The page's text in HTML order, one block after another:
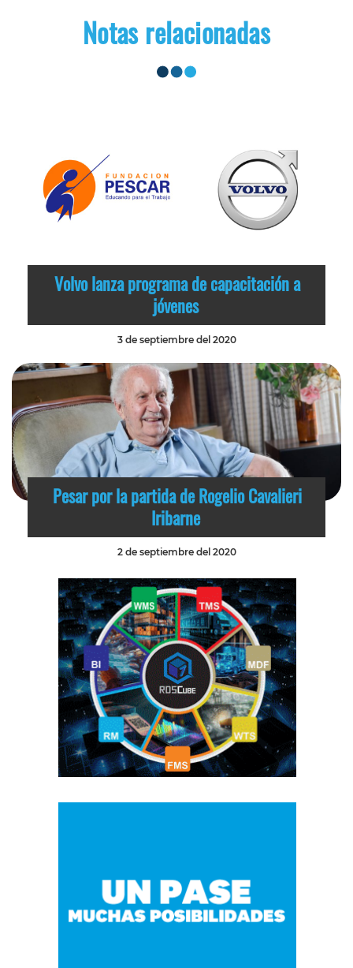
Notas relacionadas
Volvo lanza programa de capacitación a
jóvenes
3 de septiembre del 2020
Pesar por la partida de Rogelio Cavalieri
Iribarne
2 de septiembre del 2020